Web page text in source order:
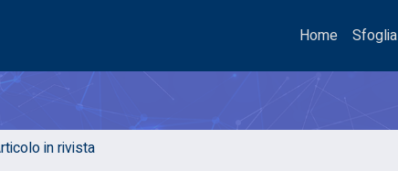
Home Sfoglia
in rivista